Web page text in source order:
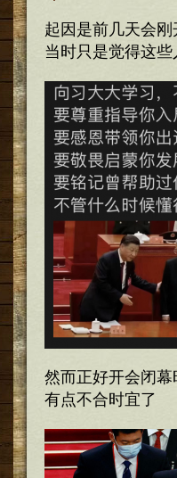
起因是前几天会
当时只是觉得这
然而正好开会闭
有点不合时宜了